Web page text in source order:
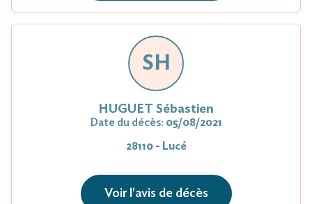
SH
HUGUET Sébastien
Date du décès: 05/08/2021
28110 - Lucé
Voir l'avis de décès